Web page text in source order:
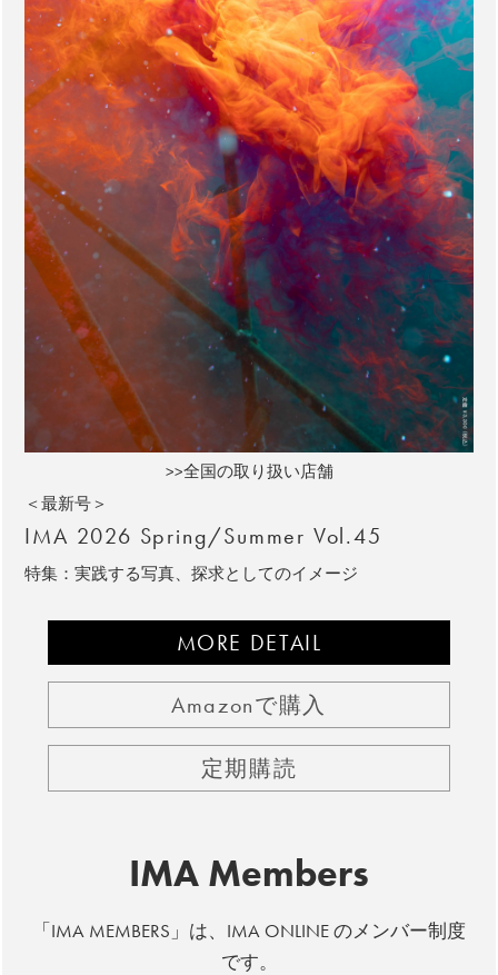
>>全国の取り扱い店舗
＜最新号＞
IMA 2026 Spring/Summer Vol.45
特集：実践する写真、探求としてのイメージ
MORE DETAIL
Amazonで購入
定期購読
IMA Members
「IMA MEMBERS」は、IMA ONLINE のメンバー制度
です。